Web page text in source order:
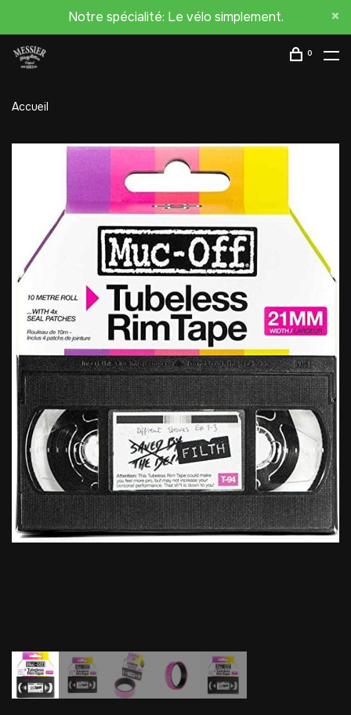
Notre spécialité: Le vélo simplement.
0
Accueil